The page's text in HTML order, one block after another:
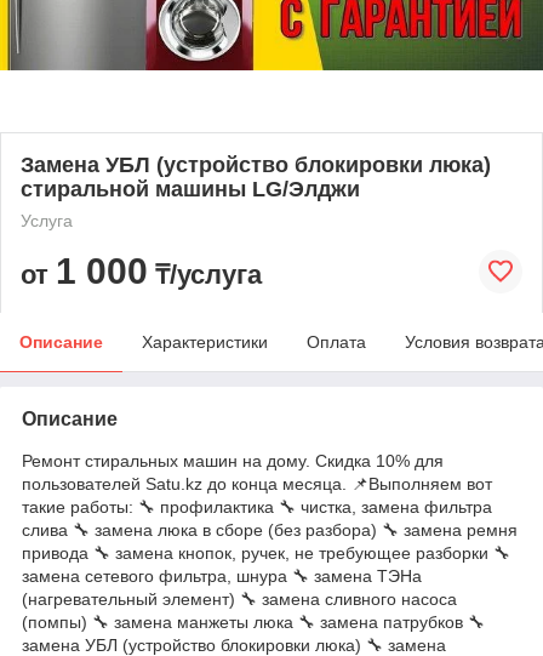
Замена УБЛ (устройство блокировки люка)
стиральной машины LG/Элджи
Услуга
от 1 000 ₸/услуга
Описание Характеристики Оплата Условия
Описание
Ремонт стиральных машин на дому. Скидка 10% для
пользователей Satu.kz до конца месяца. 📌Выполняем вот
такие работы: 🔧 профилактика 🔧 чистка, замена фильтра
слива 🔧 замена люка в сборе (без разбора) 🔧 замена ремня
привода 🔧 замена кнопок, ручек, не требующее разборки 🔧
замена сетевого фильтра, шнура 🔧 замена ТЭНа
(нагревательный элемент) 🔧 замена сливного насоса
(помпы) 🔧 замена манжеты люка 🔧 замена патрубков 🔧
замена УБЛ (устройство блокировки люка) 🔧 замена